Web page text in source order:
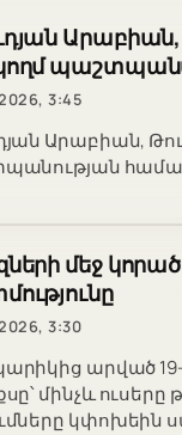
3:45
Արաբիան,
մեջ
3:30
արված 19-
մինչև
կփոխեին